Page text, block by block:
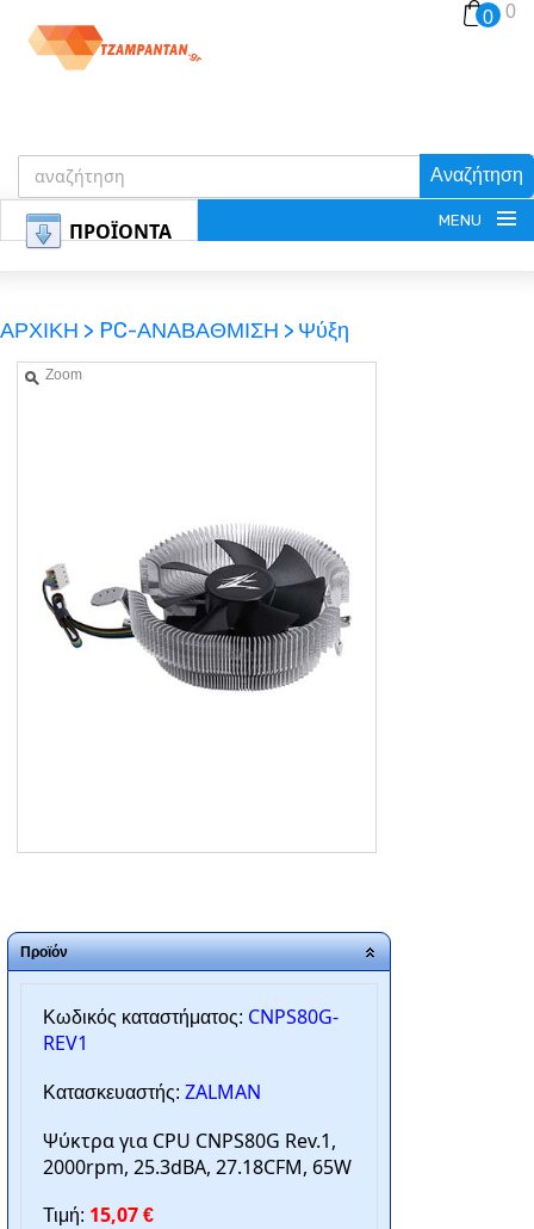
Αναζήτηση
0 0
ΠΡΟΪΟΝΤΑ MENU
ΑΡΧΙΚΗ
ΠΟΙΟΙ ΕΙΜΑΣΤΕ
ΑΡΧΙΚΗ > PC-ΑΝΑΒΑΘΜΙΣΗ > Ψύξη
Zoom
Προϊόν
Κωδικός καταστήματος: CNPS80G-
REV1
Κατασκευαστής: ZALMAN
Ψύκτρα για CPU CNPS80G Rev.1,
2000rpm, 25.3dBA, 27.18CFM, 65W
Τιμή: 15,07 €